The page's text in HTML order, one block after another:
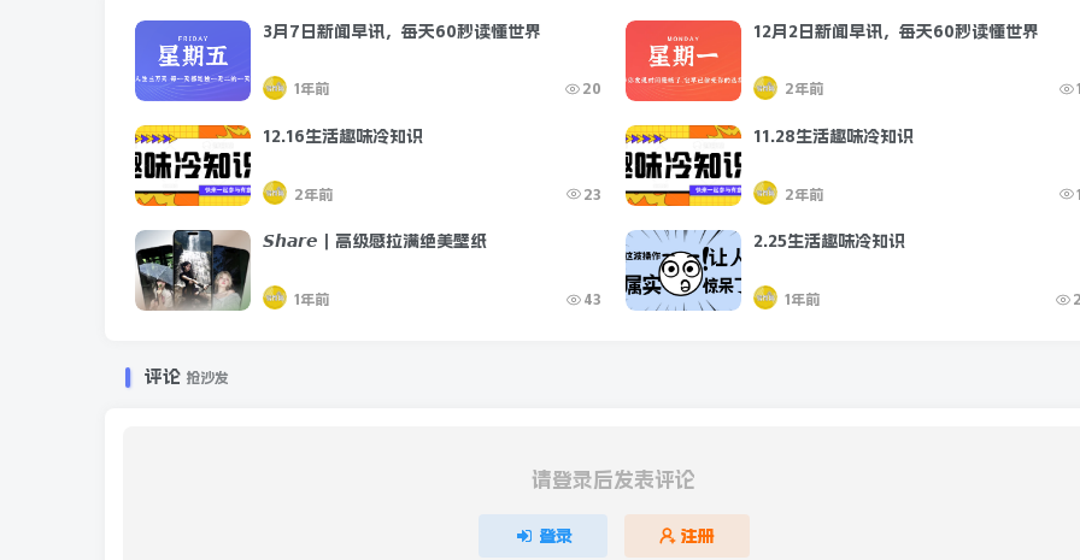
这个说法最早流出来
3月7日新闻早讯，每天60秒读懂世界
1年前 20
12月2日新闻早讯，每天60秒读懂世界
2年前
12.16生活趣味冷知识
2年前 23
11.28生活趣味冷知识
2年前
𝙎𝙝𝙖𝙧𝙚｜高级感拉满绝美壁纸
1年前 43
2.25生活趣味冷知识
1年前
评论 抢沙发
请登录后发表评论
登录 注册